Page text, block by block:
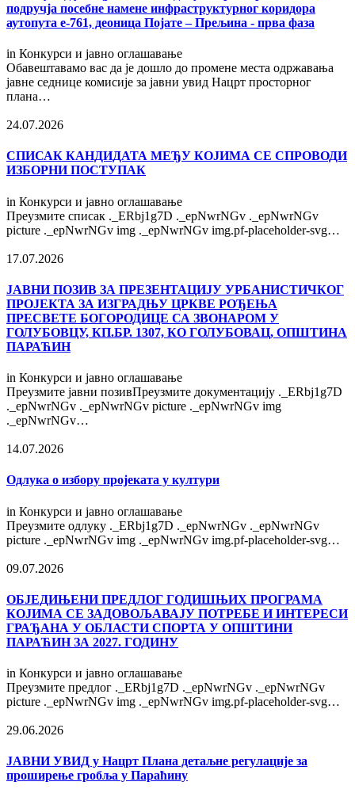
подручја посебне намене инфраструктурног коридора
аутопута е-761, деоница Појате – Прељина - прва фаза
in Конкурси и јавно оглашавање
Обавештавамо вас да је дошло до промене места одржавања
јавне седнице комисије за јавни увид Нацрт просторног
плана…
24.07.2026
СПИСАК КАНДИДАТА МЕЂУ КОЈИМА СЕ СПРОВОДИ
ИЗБОРНИ ПОСТУПАК
in Конкурси и јавно оглашавање
Преузмите списак ._ERbj1g7D ._epNwrNGv ._epNwrNGv
picture ._epNwrNGv img ._epNwrNGv img.pf-placeholder-svg…
17.07.2026
ЈАВНИ ПОЗИВ ЗА ПРЕЗЕНТАЦИЈУ УРБАНИСТИЧКОГ
ПРОЈЕКТА ЗА ИЗГРАДЊУ ЦРКВЕ РОЂЕЊА
ПРЕСВЕТЕ БОГОРОДИЦЕ СА ЗВОНАРОМ У
ГОЛУБОВЦУ, КП.БР. 1307, КО ГОЛУБОВАЦ, ОПШТИНА
ПАРАЋИН
in Конкурси и јавно оглашавање
Преузмите јавни позивПреузмите документацију ._ERbj1g7D
._epNwrNGv ._epNwrNGv picture ._epNwrNGv img
._epNwrNGv…
14.07.2026
Одлука о избору пројеката у култури
in Конкурси и јавно оглашавање
Преузмите одлуку ._ERbj1g7D ._epNwrNGv ._epNwrNGv
picture ._epNwrNGv img ._epNwrNGv img.pf-placeholder-svg…
09.07.2026
OБЈЕДИЊЕНИ ПРЕДЛОГ ГОДИШЊИХ ПРОГРАМА
КОЈИМА СЕ ЗАДОВОЉАВАЈУ ПОТРЕБЕ И ИНТЕРЕСИ
ГРАЂАНА У ОБЛАСТИ СПОРТА У ОПШТИНИ
ПАРАЋИН ЗА 2027. ГОДИНУ
in Конкурси и јавно оглашавање
Преузмите предлог ._ERbj1g7D ._epNwrNGv ._epNwrNGv
picture ._epNwrNGv img ._epNwrNGv img.pf-placeholder-svg…
29.06.2026
ЈАВНИ УВИД у Нацрт Плана детаљне регулације за
проширење гробља у Параћину